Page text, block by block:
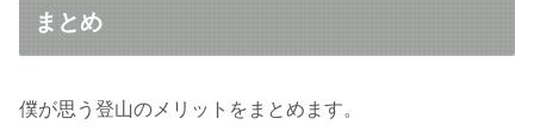
まとめ
僕が思う登山のメリットをまとめます。